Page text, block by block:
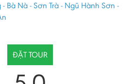
Bà Nà - Sơn Trà - Ngũ Hành Sơn -
ĐẶT TOUR